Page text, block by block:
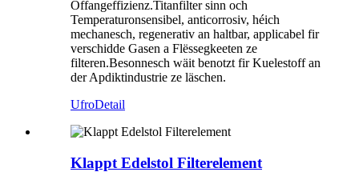
Offangeffizienz.Titanfilter sinn och
Temperaturonsensibel, anticorrosiv, héich
mechanesch, regenerativ an haltbar, applicabel fir
verschidde Gasen a Flëssegkeeten ze
filteren.Besonnesch wäit benotzt fir Kuelestoff an
der Apdiktindustrie ze läschen.
UfroDetail
Klappt Edelstol Filterelement